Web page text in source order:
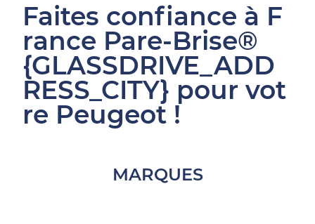
Faites confiance à F
rance Pare-Brise®
{GLASSDRIVE_ADD
RESS_CITY} pour vot
re Peugeot !
MARQUES